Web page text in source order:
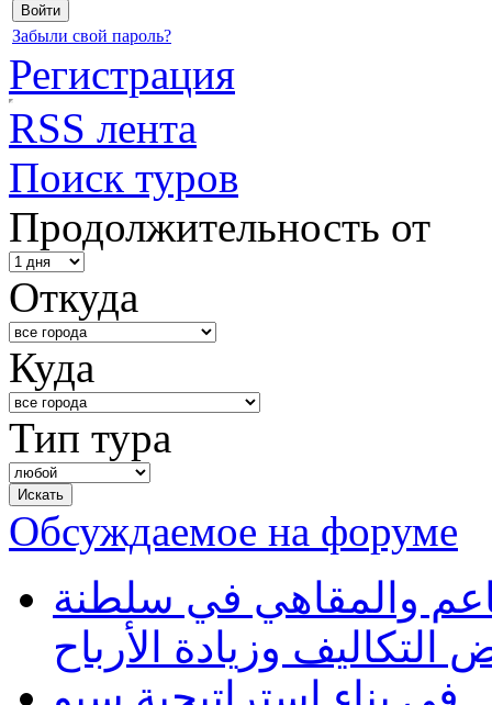
Забыли свой пароль?
Регистрация
RSS лента
Поиск туров
Продолжительность от
Откуда
Куда
Тип тура
Обсуждаемое на форуме
والمقاهي في سلطنة
وزيادة الأرباح